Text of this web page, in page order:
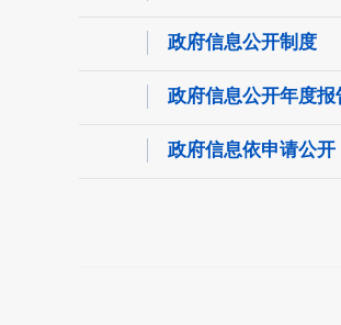
政府信息公开制度
政府信息公开年度报
政府信息依申请公开